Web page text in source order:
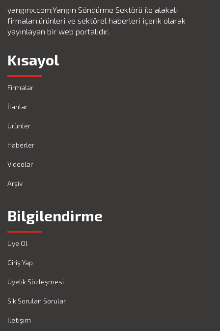
yangınx.com;Yangın Söndürme Sektörü ile alakalı
firmaları,ürünleri ve sektörel haberleri içerik olarak
yayınlayan bir web portalıdır.
Kısayol
Firmalar
İlanlar
Ürünler
Haberler
Videolar
Arşiv
Bilgilendirme
Üye Ol
Giriş Yap
Üyelik Sözleşmesi
Sık Sorulan Sorular
İletişim